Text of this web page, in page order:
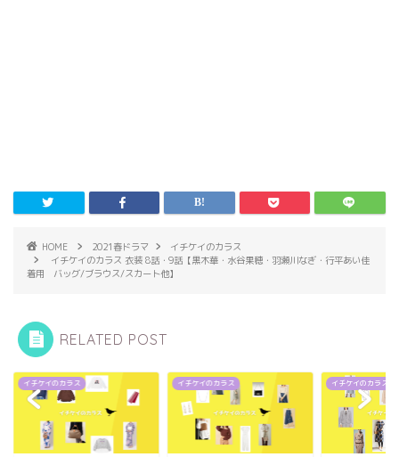
HOME 2021春ドラマ
イチケイのカラス
イチケイのカラス 衣装 8話・9話【黒木華・水谷果穂・羽瀬川なぎ・行平あい佳
着用 バッグ/ブラウス/スカート他】
RELATED POST
イのカラス イチケイのカラス イチケイのカラス